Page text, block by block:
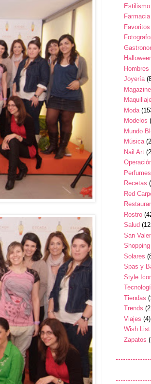
Estilismo
Farmacia
Hombres
Joyería
Moda
Modelos
Mundo
Música
Nail Art
Perfumes
Recetas
Red
Rostro
Salud
San
Shopping
Solares
Spas y
Style
Tiendas
Trends
Viajes (4)
Wish List
Zapatos